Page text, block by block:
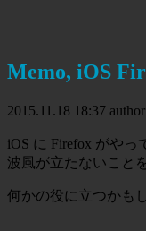
Memo, iOS
2015.11.18 18:37
iOS に Firefox がやっ
波風が立たないこと
何かの役に立つかも